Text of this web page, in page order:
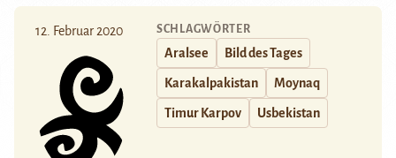
12. Februar 2020 SCHLAGWÖRTER
Aralsee Bild des Tages
Karakalpakistan Moynaq
Timur Karpov Usbekistan